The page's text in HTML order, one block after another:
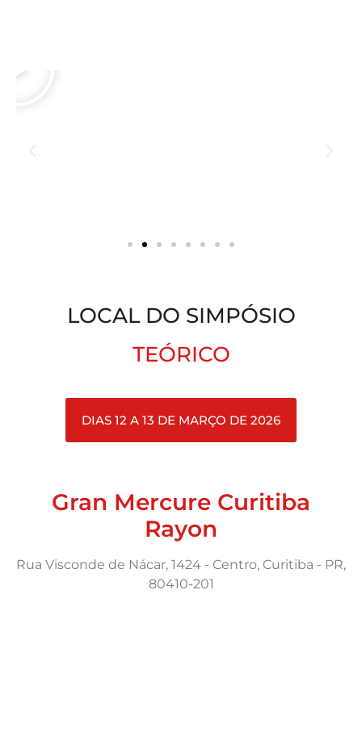
LOCAL DO SIMPÓSIO
TEÓRICO
DIAS 12 A 13 DE MARÇO DE 2026
Gran Mercure Curitiba
Rayon
Rua Visconde de Nácar, 1424 - Centro, Curitiba - PR,
80410-201